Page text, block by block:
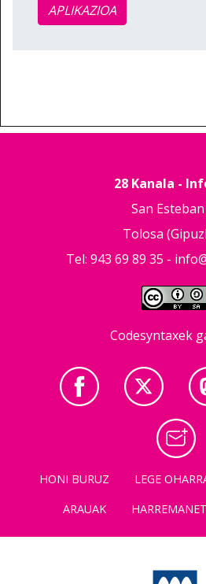
APLIKAZIOA
28 Kanala -
San
Tolosa
Tel: 943 69 89 35 -
Codesyntaxek
HONI BURUZ LEGE
ARAUAK